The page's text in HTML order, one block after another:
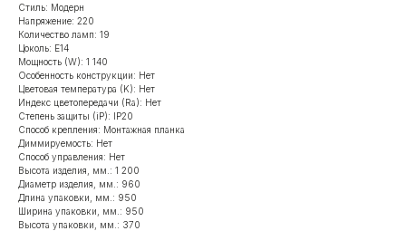
Стиль: Модерн
Напряжение: 220
Количество ламп: 19
Цоколь: Е14
Мощность (W): 1 140
Особенность конструкции: Нет
Цветовая температура (K): Нет
Индекс цветопередачи (Ra): Нет
Степень защиты (iP): IP20
Способ крепления: Монтажная планка
Диммируемость: Нет
Способ управления: Нет
Высота изделия, мм.: 1 200
Диаметр изделия, мм.: 960
Длина упаковки, мм.: 950
Ширина упаковки, мм.: 950
Высота упаковки, мм.: 370